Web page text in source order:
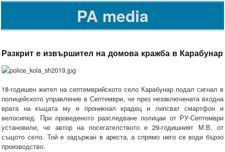
PA media
Разкрит е извършител на домова кражба в Карабунар
18-годишен жител на септемврийското село Карабунар подал сигнал в
полицейското управление в Септември, че през незаключената входна
врата на къщата му е проникнал крадец и липсват смартфон и
велосипед. При проведеното разследване полицаи от РУ-Септември
установили, че автор на посегателството е 29-годишният М.В. от
същото село. Той е задържан в ареста, а спрямо него се води бързо
производство.